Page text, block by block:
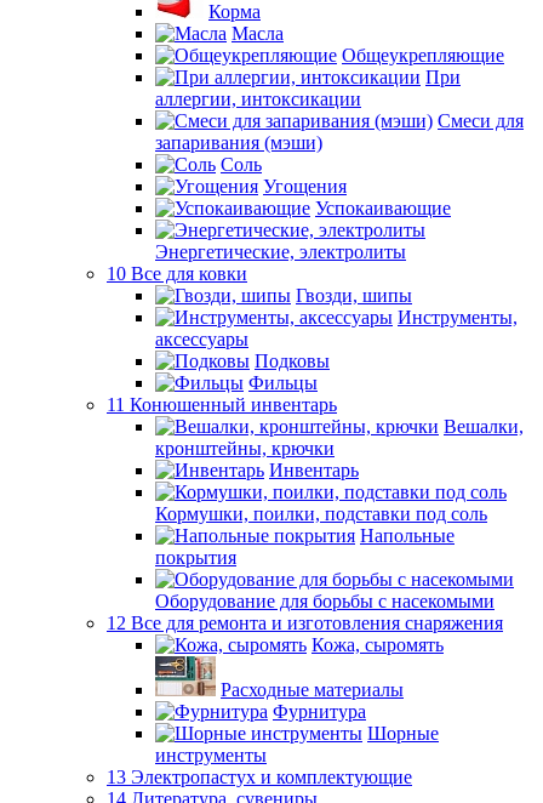
Корма
Масла
Общеукрепляющие
При
аллергии, интоксикации
Смеси для
запаривания (мэши)
Соль
Угощения
Успокаивающие
Энергетические, электролиты
10 Все для ковки
Гвозди, шипы
Инструменты,
аксессуары
Подковы
Фильцы
11 Конюшенный инвентарь
Вешалки,
кронштейны, крючки
Инвентарь
Кормушки, поилки, подставки под соль
Напольные
покрытия
Оборудование для борьбы с насекомыми
12 Все для ремонта и изготовления снаряжения
Кожа, сыромять
Расходные материалы
Фурнитура
Шорные
инструменты
13 Электропастух и комплектующие
14 Литература, сувениры